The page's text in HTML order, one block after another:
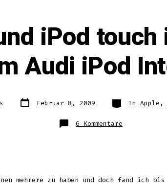
iPod
Audi iPod
Datum
des Februar 8, 2009 Kategorien
In Apple ,
6 Kommentare
iPod,
dem
Audi
mehrere zu haben und doch fand ich